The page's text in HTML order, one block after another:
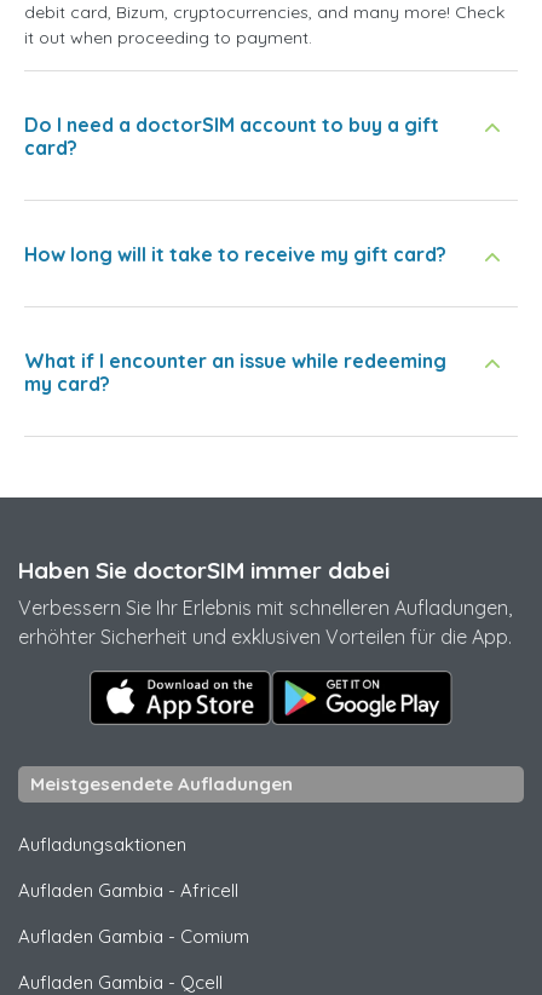
debit card, Bizum, cryptocurrencies, and many more! Check
it out when proceeding to payment.
Do I need a doctorSIM account to buy a gift
card?
How long will it take to receive my gift card?
What if I encounter an issue while redeeming
my card?
Haben Sie doctorSIM immer dabei
Verbessern Sie Ihr Erlebnis mit schnelleren Aufladungen,
erhöhter Sicherheit und exklusiven Vorteilen für die App.
Meistgesendete Aufladungen
Aufladungsaktionen
Aufladen Gambia - Africell
Aufladen Gambia - Comium
Aufladen Gambia - Qcell